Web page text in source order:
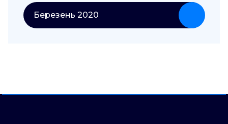
Березень 2020